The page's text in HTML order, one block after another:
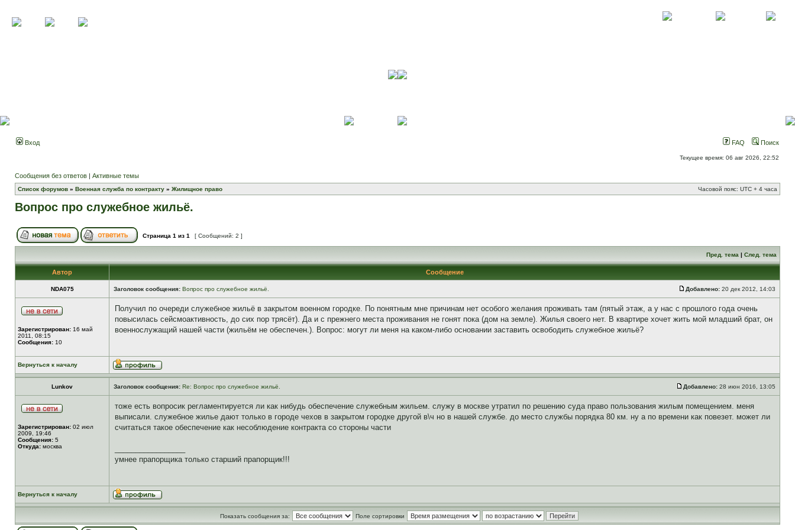
Вход FAQ Поиск
Текущее время: 06 авг 2026, 22:52
Сообщения без ответов | Активные темы
Список форумов » Военная служба по контракту » Жилищное право Часовой пояс: UTC + 4 часа
Вопрос про служебное жильё.
Страница 1 из 1 [ Сообщений: 2 ]
Пред. тема | След. тема
Автор Сообщение
NDA075 Заголовок сообщения: Вопрос про служебное жильё. Добавлено: 20 дек 2012, 14:03
Зарегистрирован: 16 май
2011, 08:15
Сообщения: 10
Получил по очереди служебное жильё в закрытом военном городке. По понятным мне причинам нет особого желания проживать там (пятый этаж, а у нас с прошлого года очень
повысилась сейсмоактивность, до сих пор трясёт). Да и с прежнего места проживания не гонят пока (дом на земле). Жилья своего нет. В квартире хочет жить мой младший брат, он
военнослужащий нашей части (жильём не обеспечен.). Вопрос: могут ли меня на каком-либо основании заставить освободить служебное жильё?
Вернуться к началу
Lunkov Заголовок сообщения: Re: Вопрос про служебное жильё. Добавлено: 28 июн 2016, 13:05
Зарегистрирован: 02 июл
2009, 19:46
Сообщения: 5
Откуда: москва
тоже есть вопросик регламентируется ли как нибудь обеспечение служебным жильем. служу в москве утратил по решению суда право пользования жилым помещением. меня
выписали. служебное жилье дают только в городе чехов в закрытом городке другой в\ч но в нашей службе. до место службы порядка 80 км. ну а по времени как повезет. может ли
считаться такое обеспечение как несоблюдение контракта со стороны части
умнее прапорщика только старший прапорщик!!!
Вернуться к началу
Показать сообщения за: Поле сортировки